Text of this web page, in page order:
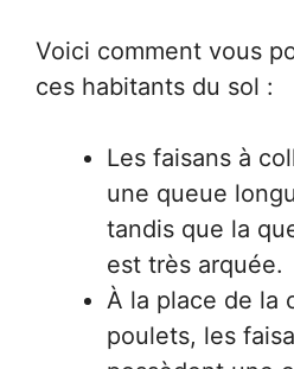
Voici comment vous
ces habitants du sol :
Les faisans à
une queue
tandis que la
est très arquée.
À la place de la
poulets, les